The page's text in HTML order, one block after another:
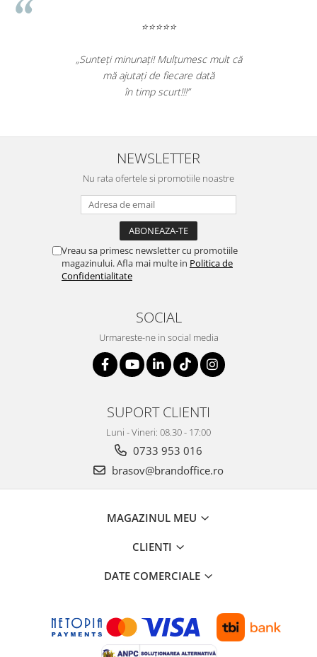
⭐⭐⭐⭐⭐
„Sunteți minunați! Mulțumesc mult că
mă ajutați de fiecare dată
în timp scurt!!!”
NEWSLETTER
Nu rata ofertele si promotiile noastre
Vreau sa primesc newsletter cu promotiile
magazinului. Afla mai multe in Politica de
Confidentialitate
SOCIAL
Urmareste-ne in social media
SUPORT CLIENTI
Luni - Vineri: 08.30 - 17:00
0733 953 016
brasov@brandoffice.ro
MAGAZINUL MEU
CLIENTI
DATE COMERCIALE